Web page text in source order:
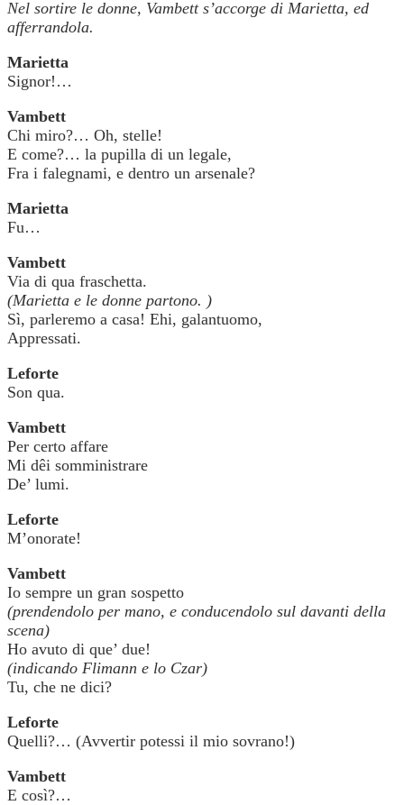
Nel sortire le donne, Vambett s’accorge di Marietta, ed
afferrandola.
Marietta
Signor!…
Vambett
Chi miro?… Oh, stelle!
E come?… la pupilla di un legale,
Fra i falegnami, e dentro un arsenale?
Marietta
Fu…
Vambett
Via di qua fraschetta.
(Marietta e le donne partono. )
Sì, parleremo a casa! Ehi, galantuomo,
Appressati.
Leforte
Son qua.
Vambett
Per certo affare
Mi dêi somministrare
De’ lumi.
Leforte
M’onorate!
Vambett
Io sempre un gran sospetto
(prendendolo per mano, e conducendolo sul davanti della
scena)
Ho avuto di que’ due!
(indicando Flimann e lo Czar)
Tu, che ne dici?
Leforte
Quelli?… (Avvertir potessi il mio sovrano!)
Vambett
E così?…